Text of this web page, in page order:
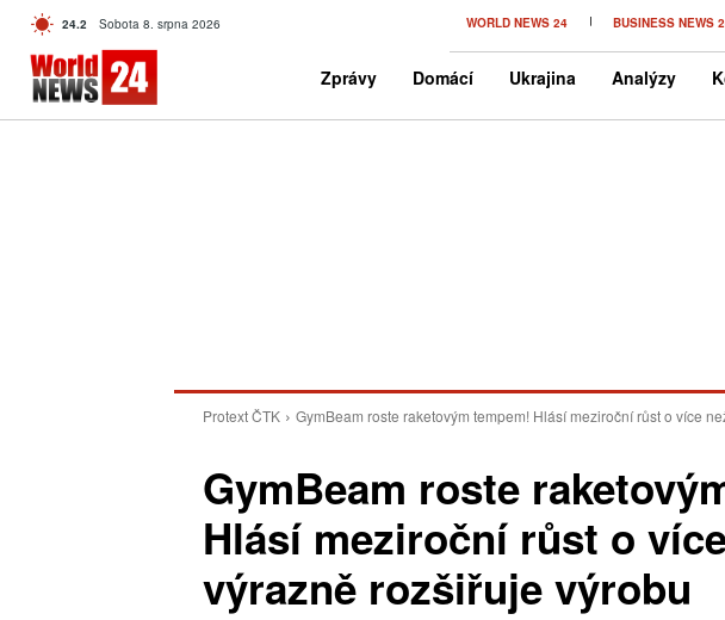
24.2 C Czech
Sobota 8. srpna 2026 WORLD NEWS 24 BUSINESS NEWS
Zprávy Domácí Ukrajina Analýzy
Protext ČTK GymBeam roste raketovým tempem! Hlásí meziroční růst o více
GymBeam roste
Hlásí meziroční růst o
výrazně rozšiřuje výrobu